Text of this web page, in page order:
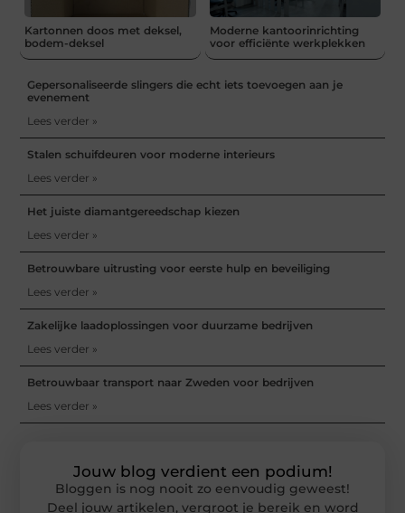
Kartonnen doos met deksel,
bodem-deksel
Moderne kantoorinrichting
voor efficiënte werkplekken
Gepersonaliseerde slingers die echt iets toevoegen aan je
evenement
Lees verder »
Stalen schuifdeuren voor moderne interieurs
Lees verder »
Het juiste diamantgereedschap kiezen
Lees verder »
Betrouwbare uitrusting voor eerste hulp en beveiliging
Lees verder »
Zakelijke laadoplossingen voor duurzame bedrijven
Lees verder »
Betrouwbaar transport naar Zweden voor bedrijven
Lees verder »
Jouw blog verdient een podium!
Bloggen is nog nooit zo eenvoudig geweest!
Deel jouw artikelen, vergroot je bereik en word